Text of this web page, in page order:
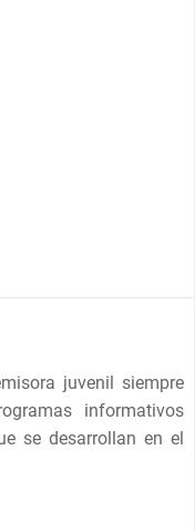
​​juvenil siempre
informativos
se desarrollan en el